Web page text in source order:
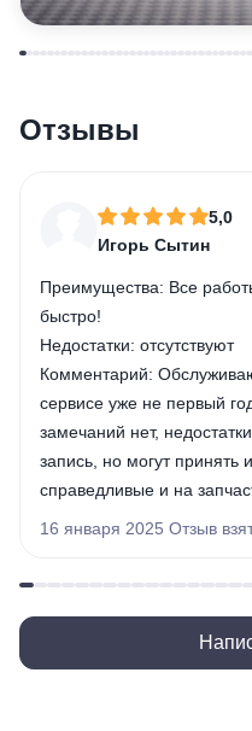
Отзывы
5,0
Игорь Сытин
Преимущества: Все
быстро!
Недостатки: отсутствуют
Комментарий:
сервисе уже не первый
замечаний нет,
запись, но могут
справедливые и на
16 января 2025 Отзыв